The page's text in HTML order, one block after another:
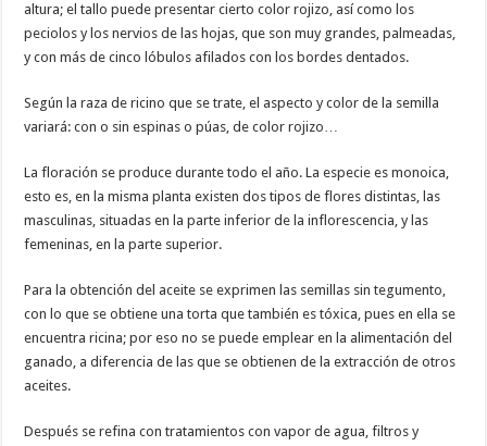
altura; el tallo puede presentar cierto color rojizo, así como los
peciolos y los nervios de las hojas, que son muy grandes, palmeadas,
y con más de cinco lóbulos afilados con los bordes dentados.
Según la raza de ricino que se trate, el aspecto y color de la semilla
variará: con o sin espinas o púas, de color rojizo…
La floración se produce durante todo el año. La especie es monoica,
esto es, en la misma planta existen dos tipos de flores distintas, las
masculinas, situadas en la parte inferior de la inflorescencia, y las
femeninas, en la parte superior.
Para la obtención del aceite se exprimen las semillas sin tegumento,
con lo que se obtiene una torta que también es tóxica, pues en ella se
encuentra ricina; por eso no se puede emplear en la alimentación del
ganado, a diferencia de las que se obtienen de la extracción de otros
aceites.
Después se refina con tratamientos con vapor de agua, filtros y